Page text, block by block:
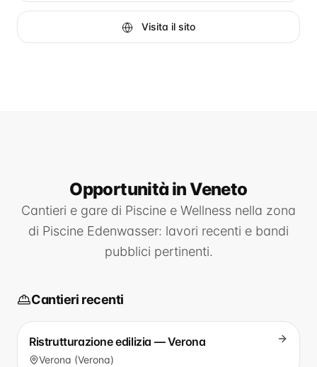
Visita il sito
Opportunità in Veneto
Cantieri e gare di Piscine e Wellness nella zona
di Piscine Edenwasser: lavori recenti e bandi
pubblici pertinenti.
Cantieri recenti
Ristrutturazione edilizia — Verona
Verona (Verona)